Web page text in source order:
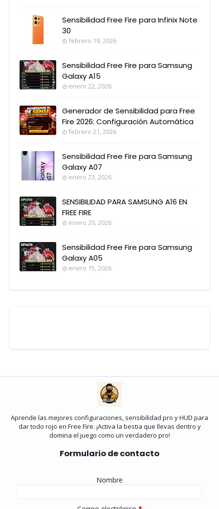
Sensibilidad Free Fire para Infinix Note
30
febrero 19, 2026
Sensibilidad Free Fire para Samsung
Galaxy A15
enero 22, 2026
Generador de Sensibilidad para Free
Fire 2026: Configuración Automática
febrero 21, 2026
Sensibilidad Free Fire para Samsung
Galaxy A07
enero 23, 2026
SENSIBILIDAD PARA SAMSUNG A16 EN
FREE FIRE
enero 20, 2026
Sensibilidad Free Fire para Samsung
Galaxy A05
enero 15, 2026
Aprende las mejores configuraciones, sensibilidad pro y HUD para
dar todo rojo en Free Fire. ¡Activa la bestia que llevas dentro y
domina el juego como un verdadero pro!
Formulario de contacto
Nombre